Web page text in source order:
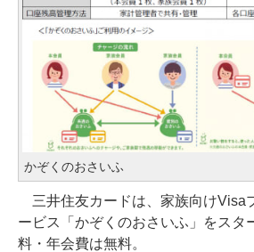
かぞくのおさいふ
三井住友カードは、家族向けVisa
ービス「かぞくのおさいふ」をスタ
料・年会費は無料。